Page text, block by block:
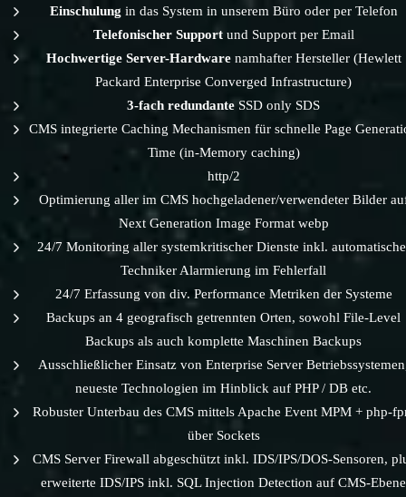
Einschulung in das System in unserem Büro oder per Telefon
Telefonischer Supportund Support per Email
Hochwertige Server-Hardwarenamhafter Hersteller (Hewlett
Packard Enterprise Converged Infrastructure)
3-fach redundante SSD only SDS
CMS integrierte Caching Mechanismen für schnelle Page
Time (in-Memory caching)
http/2
Optimierung aller im CMS hochgeladener/verwendeter Bilder
Next Generation Image Format webp
24/7 Monitoring aller systemkritischer Dienste inkl.
Techniker Alarmierung im Fehlerfall
24/7 Erfassung von div. Performance Metriken der Systeme
Backups an 4 geografisch getrennten Orten, sowohl File-Level
Backups als auch komplette Maschinen Backups
Ausschließlicher Einsatz von Enterprise Server
neueste Technologien im Hinblick auf PHP / DB etc.
Robuster Unterbau des CMS mittels Apache Event MPM + php-
über Sockets
CMS Server Firewall abgeschützt inkl. IDS/IPS/DOS-Sensoren,
erweiterte IDS/IPS inkl. SQL Injection Detection auf CMS-Ebene